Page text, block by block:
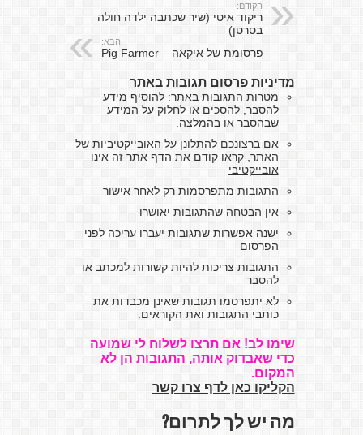
הקודם:
ריקוד איטי (שיר שכתבה ילדה חולה
בסרטן)
הבא:
פרסומת של איקאה – Pig Farmer
מדיניות פרסום תגובות באתר
מטרות התגובות באתר: להוסיף מידע
להסבר, להסכים או לחלוק על המידע
שבהסבר או בהמלצה.
אם ברצונכם להתלונן על האובייקטיביות של
האתר, קראו קודם את הדףאתר זה אינו
אובייקטיבי
התגובות מתפרסמות רק לאחר אישור
אין הבטחה שהתגובות יאושרו
ישנה אפשרות שתגובות יעברו עריכה לפני
הפרסום
התגובות צריכות להיות קשורות למכתב או
להסבר
לא יתפרסמו תגובות שאינן מכבדות את
כותבי התגובות ואת הקוראים.
שימו לב! אם תרצו לשלוח לי שמועה
כדי שאבדוק אותה, התגובות הן לא
המקום.
הקליקו כאן לדף צרו קשר
מה יש לך לתרום?